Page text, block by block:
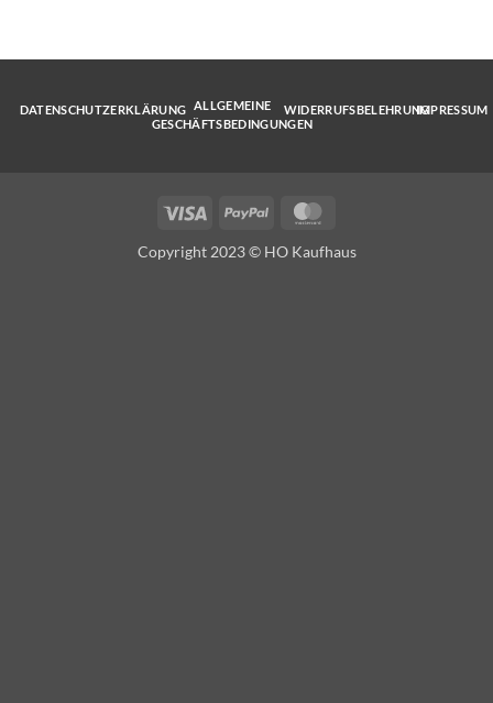
DATENSCHUTZERKLÄRUNG ALLGEMEINE
GESCHÄFTSBEDINGUNGEN
WIDERRUFSBELEHRUNGIMPRESSUM
Visa PayPal
Copyright 2023 © HO Kaufhaus